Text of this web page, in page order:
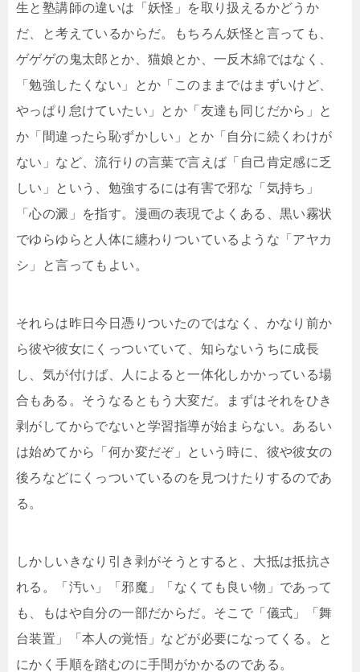
生と塾講師の違いは「妖怪」を取り扱えるかどうか
だ、と考えているからだ。もちろん妖怪と言っても、
ゲゲゲの鬼太郎とか、猫娘とか、一反木綿ではなく、
「勉強したくない」とか「このままではまずいけど、
やっぱり怠けていたい」とか「友達も同じだから」と
か「間違ったら恥ずかしい」とか「自分に続くわけが
ない」など、流行りの言葉で言えば「自己肯定感に乏
しい」という、勉強するには有害で邪な「気持ち」
「心の澱」を指す。漫画の表現でよくある、黒い霧状
でゆらゆらと人体に纏わりついているような「アヤカ
シ」と言ってもよい。
それらは昨日今日憑りついたのではなく、かなり前か
ら彼や彼女にくっついていて、知らないうちに成長
し、気が付けば、人によると一体化しかかっている場
合もある。そうなるともう大変だ。まずはそれをひき
剥がしてからでないと学習指導が始まらない。あるい
は始めてから「何か変だぞ」という時に、彼や彼女の
後ろなどにくっついているのを見つけたりするのであ
る。
しかしいきなり引き剥がそうとすると、大抵は抵抗さ
れる。「汚い」「邪魔」「なくても良い物」であって
も、もはや自分の一部だからだ。そこで「儀式」「舞
台装置」「本人の覚悟」などが必要になってくる。と
にかく手順を踏むのに手間がかかるのである。